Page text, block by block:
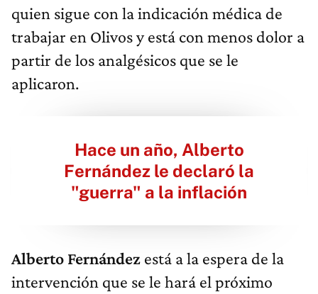
quien sigue con la indicación médica de
trabajar en Olivos y está con menos dolor a
partir de los analgésicos que se le
aplicaron.
Hace un año, Alberto
Fernández le declaró la
"guerra" a la inflación
Alberto Fernández está a la espera de la
intervención que se le hará el próximo